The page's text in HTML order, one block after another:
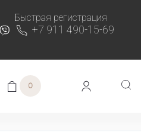
Быстрая регистрация
+7 911 490-15-69
0